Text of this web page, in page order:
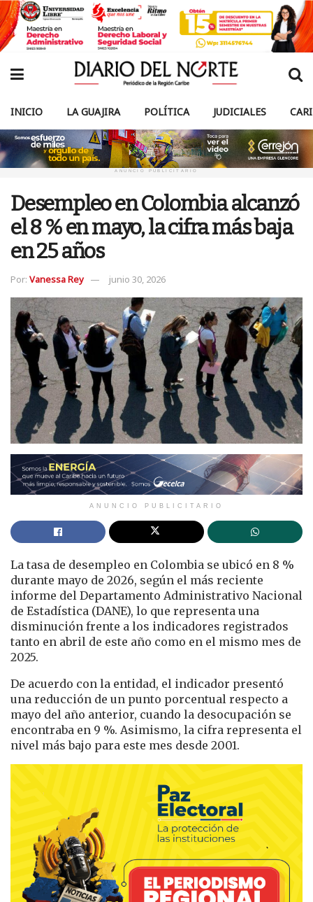
INICIO LA GUAJIRA POLÍTICA JUDICIALES
ANUNCIO PUBLICITARIO
Desempleo en Colombia alcanzó
el 8 % en mayo, la cifra más baja
en 25 años
Por: Vanessa Rey junio 30, 2026
ANUNCIO PUBLICITARIO
La tasa de desempleo en Colombia se ubicó en 8 %
durante mayo de 2026, según el más reciente
informe del Departamento Administrativo Nacional
de Estadística (DANE), lo que representa una
disminución frente a los indicadores registrados
tanto en abril de este año como en el mismo mes de
2025.
De acuerdo con la entidad, el indicador presentó
una reducción de un punto porcentual respecto a
mayo del año anterior, cuando la desocupación se
encontraba en 9 %. Asimismo, la cifra representa el
nivel más bajo para este mes desde 2001.